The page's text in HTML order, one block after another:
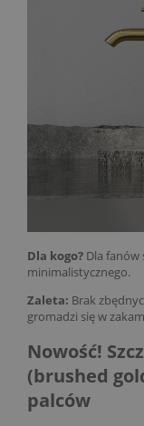
Dla kogo? Dla
minimalistycznego.
Zaleta: Brak
gromadzi się w
Nowość!
(brushed
palców